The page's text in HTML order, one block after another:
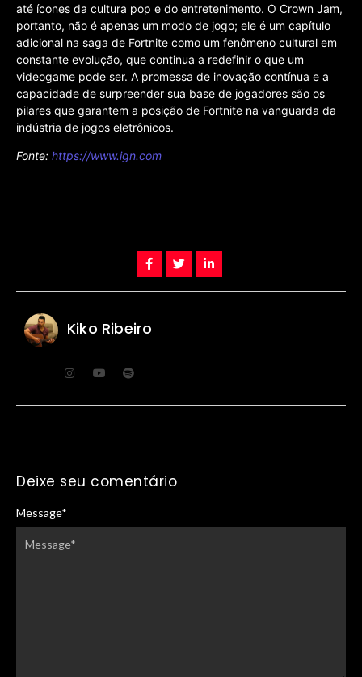
até ícones da cultura pop e do entretenimento. O Crown Jam,
portanto, não é apenas um modo de jogo; ele é um capítulo
adicional na saga de Fortnite como um fenômeno cultural em
constante evolução, que continua a redefinir o que um
videogame pode ser. A promessa de inovação contínua e a
capacidade de surpreender sua base de jogadores são os
pilares que garantem a posição de Fortnite na vanguarda da
indústria de jogos eletrônicos.
Fonte: https://www.ign.com
Kiko Ribeiro
Deixe seu comentário
Message*